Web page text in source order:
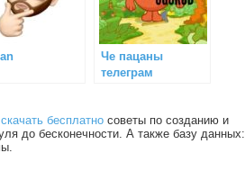
Че пацаны
телеграм
скачать бесплатно советы по созданию и
до бесконечности. А также базу данных: